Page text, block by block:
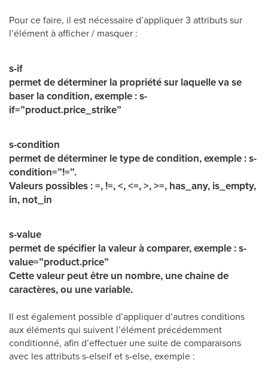
Pour ce faire, il est nécessaire d’appliquer 3 attributs sur
l’élément à afficher / masquer :
s-if
permet de déterminer la propriété sur laquelle va se
baser la condition, exemple : s-
if=”product.price_strike”
s-condition
permet de déterminer le type de condition, exemple : s-
condition=”!=”.
Valeurs possibles : =, !=, <, <=, >, >=, has_any, is_empty,
in, not_in
s-value
permet de spécifier la valeur à comparer, exemple : s-
value=”product.price”
Cette valeur peut être un nombre, une chaine de
caractères, ou une variable.
Il est également possible d’appliquer d’autres conditions
aux éléments qui suivent l’élément précédemment
conditionné, afin d’effectuer une suite de comparaisons
avec les attributs s-elseif et s-else, exemple :